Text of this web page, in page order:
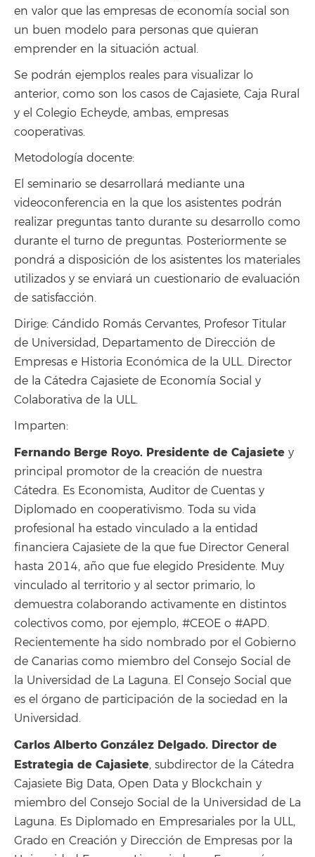
en valor que las empresas de economía social son
un buen modelo para personas que quieran
emprender en la situación actual.
Se podrán ejemplos reales para visualizar lo
anterior, como son los casos de Cajasiete, Caja Rural
y el Colegio Echeyde, ambas, empresas
cooperativas.
Metodología docente:
El seminario se desarrollará mediante una
videoconferencia en la que los asistentes podrán
realizar preguntas tanto durante su desarrollo como
durante el turno de preguntas. Posteriormente se
pondrá a disposición de los asistentes los materiales
utilizados y se enviará un cuestionario de evaluación
de satisfacción.
Dirige: Cándido Romás Cervantes, Profesor Titular
de Universidad, Departamento de Dirección de
Empresas e Historia Económica de la ULL. Director
de la Cátedra Cajasiete de Economía Social y
Colaborativa de la ULL.
Imparten:
Fernando Berge Royo. Presidente de Cajasiete y
principal promotor de la creación de nuestra
Cátedra. Es Economista, Auditor de Cuentas y
Diplomado en cooperativismo. Toda su vida
profesional ha estado vinculado a la entidad
financiera Cajasiete de la que fue Director General
hasta 2014, año que fue elegido Presidente. Muy
vinculado al territorio y al sector primario, lo
demuestra colaborando activamente en distintos
colectivos como, por ejemplo, #CEOE o #APD.
Recientemente ha sido nombrado por el Gobierno
de Canarias como miembro del Consejo Social de
la Universidad de La Laguna. El Consejo Social que
es el órgano de participación de la sociedad en la
Universidad.
Carlos Alberto González Delgado. Director de
Estrategia de Cajasiete, subdirector de la Cátedra
Cajasiete Big Data, Open Data y Blockchain y
miembro del Consejo Social de la Universidad de La
Laguna. Es Diplomado en Empresariales por la ULL,
Grado en Creación y Dirección de Empresas por la